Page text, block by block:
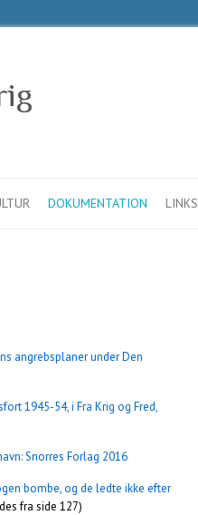
DOKUMENTATION LINKS
angrebsplaner under Den
1945-54, i Fra Krig og Fred,
Snorres Forlag 2016
bombe, og de ledte ikke efter
fra side 127)